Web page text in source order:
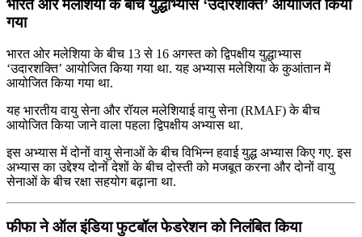
भारत ओर मलेशिया के बीच युद्धाभ्यास ‘उदारशक्ति’ आयोजित किया
गया
भारत ओर मलेशिया के बीच 13 से 16 अगस्त को द्विपक्षीय युद्धाभ्यास
‘उदारशक्ति’ आयोजित किया गया था. यह अभ्यास मलेशिया के कुआंतान में
आयोजित किया गया था.
यह भारतीय वायु सेना और रॉयल मलेशियाई वायु सेना (RMAF) के बीच
आयोजित किया जाने वाला पहला द्विपक्षीय अभ्यास था.
इस अभ्यास में दोनों वायु सेनाओं के बीच विभिन्न हवाई युद्ध अभ्यास किए गए. इस
अभ्यास का उद्देश्य दोनों देशों के बीच दोस्ती को मजबूत करना और दोनों वायु
सेनाओं के बीच रक्षा सहयोग बढ़ाना था.
फीफा ने ऑल इंडिया फुटबॉल फेडरेशन को निलंबित किया